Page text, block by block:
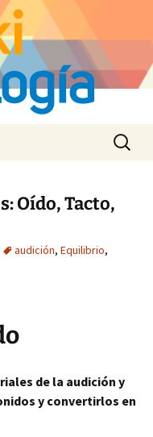
Buscar:
Oído, Tacto,
audición, Equilibrio,
de la audición y
y convertirlos en